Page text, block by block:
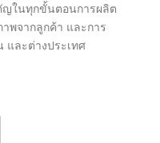
ญในทุกขั้นตอนการผลิต
พจากลูกค้า และการ
และต่างประเทศ